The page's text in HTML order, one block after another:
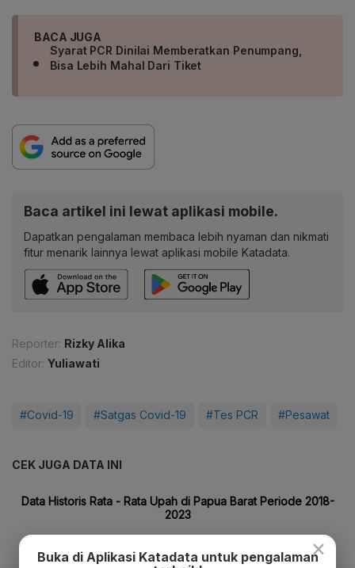
BACA JUGA
Syarat PCR Dinilai Memberatkan Penumpang,
Bisa Lebih Mahal Dari Tiket
Baca artikel ini lewat aplikasi mobile.
Dapatkan pengalaman membaca lebih nyaman dan nikmati
fitur menarik lainnya lewat aplikasi mobile Katadata.
Reporter: Rizky Alika
Editor: Yuliawati
#Covid-19 #Satgas Covid-19 #Tes PCR #Pesawat
CEK JUGA DATA INI
×
Buka di Aplikasi Katadata untuk pengalaman